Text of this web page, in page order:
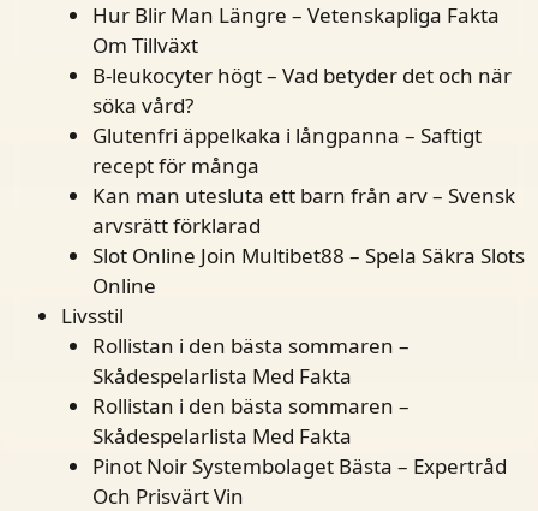
Hur Blir Man Längre – Vetenskapliga Fakta
Om Tillväxt
B-leukocyter högt – Vad betyder det och när
söka vård?
Glutenfri äppelkaka i långpanna – Saftigt
recept för många
Kan man utesluta ett barn från arv – Svensk
arvsrätt förklarad
Slot Online Join Multibet88 – Spela Säkra Slots
Online
Livsstil
Rollistan i den bästa sommaren –
Skådespelarlista Med Fakta
Rollistan i den bästa sommaren –
Skådespelarlista Med Fakta
Pinot Noir Systembolaget Bästa – Expertråd
Och Prisvärt Vin